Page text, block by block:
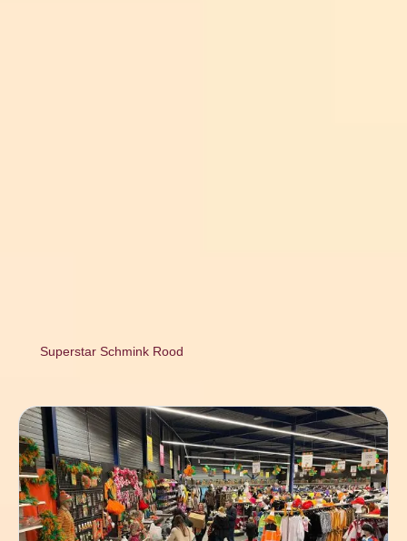
Superstar Schmink Rood